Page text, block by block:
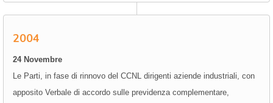
2004
24 Novembre
Le Parti, in fase di rinnovo del CCNL dirigenti aziende industriali, con
apposito Verbale di accordo sulle previdenza complementare,